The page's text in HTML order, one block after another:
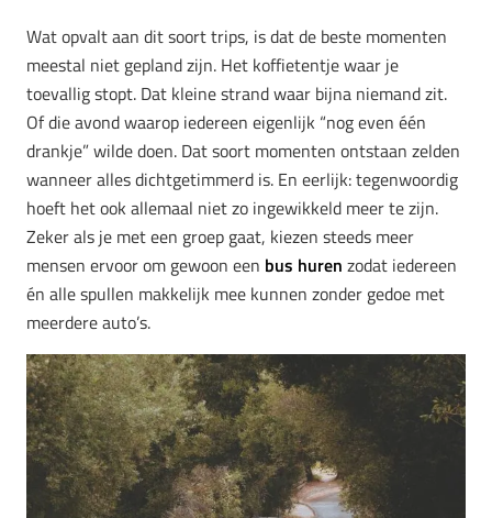
Wat opvalt aan dit soort trips, is dat de beste momenten
meestal niet gepland zijn. Het koffietentje waar je
toevallig stopt. Dat kleine strand waar bijna niemand zit.
Of die avond waarop iedereen eigenlijk “nog even één
drankje” wilde doen. Dat soort momenten ontstaan zelden
wanneer alles dichtgetimmerd is. En eerlijk: tegenwoordig
hoeft het ook allemaal niet zo ingewikkeld meer te zijn.
Zeker als je met een groep gaat, kiezen steeds meer
mensen ervoor om gewoon een bus huren zodat iedereen
én alle spullen makkelijk mee kunnen zonder gedoe met
meerdere auto’s.